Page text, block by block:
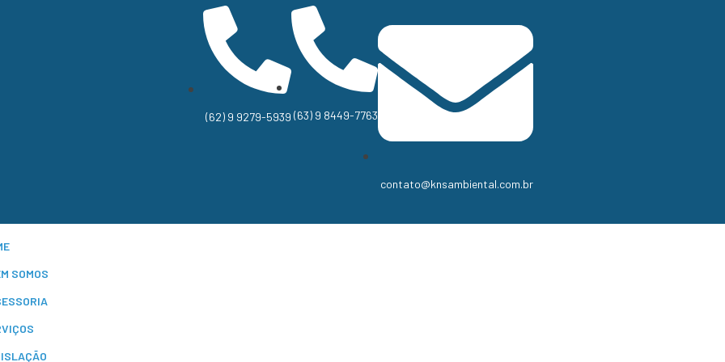
(62) 9 9279-5939 (63) 9 8449-7763
contato@knsambiental.com.br
SOMOS